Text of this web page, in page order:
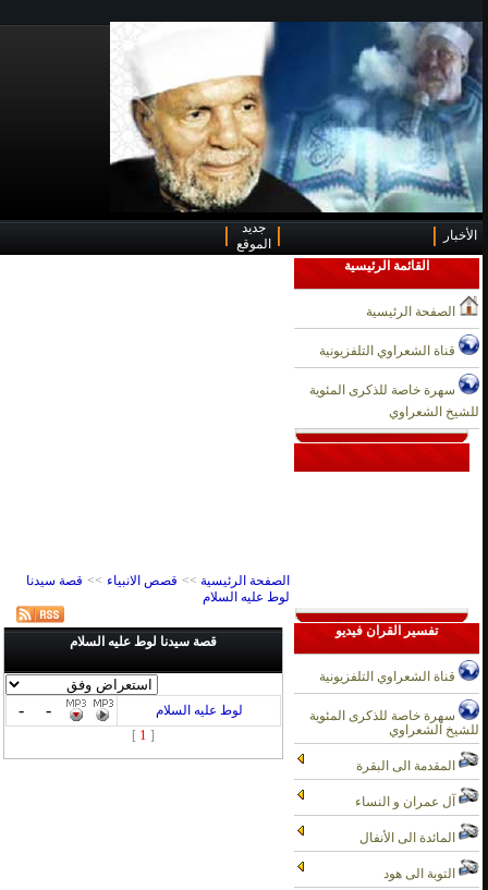
الأخبار
جديد
الموقع
الصفحة الرئيسية >> قصص الانبياء >> قصة سيدنا
لوط عليه السلام
قصة سيدنا لوط عليه السلام
لوط عليه السلام - -
[
]
القائمة الرئيسية
الصفحة الرئيسية
قناة الشعراوي التلفزيونية
سهرة خاصة للذكرى المئوية
للشيخ الشعراوي
تفسير القران فيديو
قناة الشعراوي التلفزيونية
سهرة خاصة للذكرى المئوية
للشيخ الشعراوي
المقدمة الى البقرة
آل عمران و النساء
المائدة الى الأنفال
التوبة الى هود